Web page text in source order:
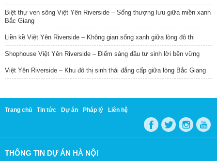
Biệt thự ven sông Việt Yên Riverside – Sống thượng lưu giữa miền xanh
Bắc Giang
Liền kề Việt Yên Riverside – Không gian sống xanh giữa lòng đô thị
Shophouse Việt Yên Riverside – Điểm sáng đầu tư sinh lời bền vững
Việt Yên Riverside – Khu đô thị sinh thái đẳng cấp giữa lòng Bắc Giang
Trang chủ Tin tức Dự án Pháp lý Liên hệ
THÔNG TIN DỰ ÁN HÀ NỘI